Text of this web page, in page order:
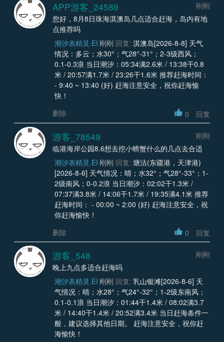
APP游客_24589
刚刚
您好，8月8日珠海淇澳岛几点适合赶海，岛内有地
点推荐吗
潮汐表精灵.EI 刚刚 回复: 淇澳岛[2026-8-8] 天气
情况：多云；水30°；气28°-31°；2-3级西风；
0.1-0.3浪 当日潮汐：05:34满2.6米 / 13:38干0.8
米 / 20:57满1.7米 / 23:26干1.6米 推荐赶海时间：
- 9:40 ~ 13:40 (好) 赶海注意安全，祝你赶海愉
快！
删除
0 回复
游客_78549
刚刚
临港海岸公园8.6想去挖小螃蟹什么的几点去合适
潮汐表精灵.EI 刚刚 回复: 塘沽(东疆港，天津港)
[2026-8-6] 天气情况：晴；水32°；气28°-33°；1-
2级南风；0-0.2浪 当日潮汐：02:02干1.3米 /
07:37满3.8米 / 14:06干1.7米 / 19:35满4.1米 推荐
赶海时间： - 00:00 ~ 2:00 (好) 赶海注意安全，祝
你赶海愉快！
删除
0 回复
游客_548
刚刚
晚上九点多适合赶海吗
潮汐表精灵.EI 刚刚 回复: 乳山银滩[2026-8-6] 天
气情况：晴；水28°；气24°-32°；1-2级东南风；
0.1-0.1浪 当日潮汐：01:44干1.4米 / 08:02满3.7
米 / 14:40干1.4米 / 20:52满3.4米 当日赶海条件一
般，建议选择其他日期。 赶海注意安全，祝你赶
海愉快！